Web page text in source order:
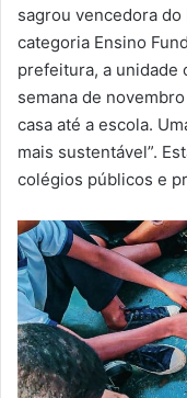
-
m
a
sagrou vencedora
categoria Ensino
prefeitura, a unidade
semana de
casa até a escola.
mais sustentável”.
colégios públicos e